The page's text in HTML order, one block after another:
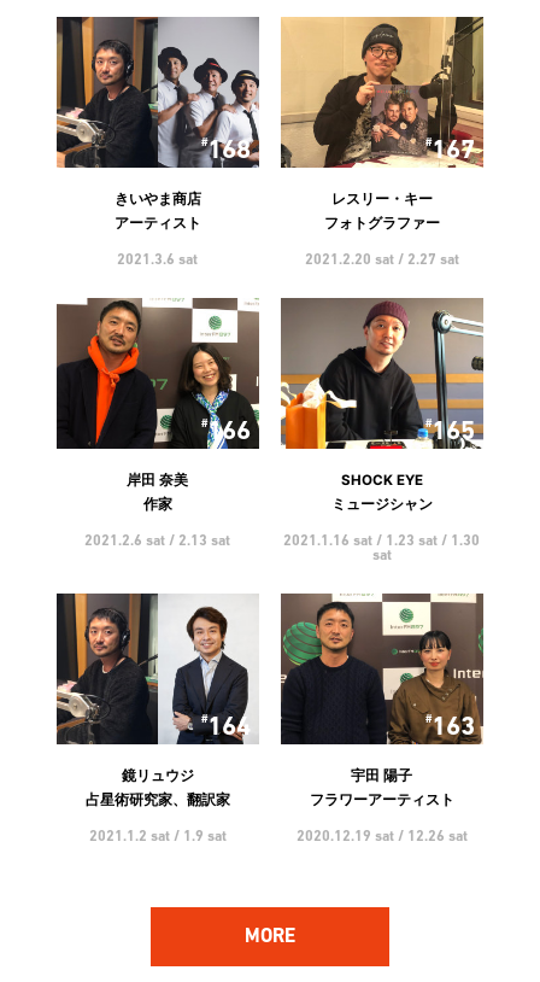
168
きいやま商店
アーティスト
2021.3.6 sat
167
レスリー・キー
フォトグラファー
2021.2.20 sat / 2.27 sat
166
岸田 奈美
作家
2021.2.6 sat / 2.13 sat
165
SHOCK EYE
ミュージシャン
2021.1.16 sat / 1.23 sat / 1.30
sat
164
鏡リュウジ
占星術研究家、翻訳家
2021.1.2 sat / 1.9 sat
163
宇田 陽子
フラワーアーティスト
2020.12.19 sat / 12.26 sat
MORE